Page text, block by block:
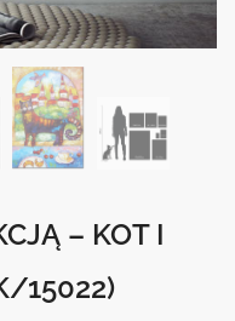
– KOT I
15022)